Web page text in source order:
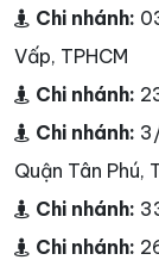
Chi nhánh:
Vấp, TPHCM
Chi nhánh:
Chi nhánh:
Quận Tân Phú,
Chi nhánh:
Chi nhánh: